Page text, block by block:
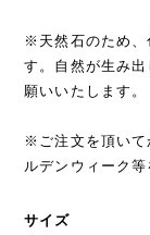
※天然石のため、
す。自然が生み
願いいたします。
※ご注文を頂いて
ルデンウィーク等
サイズ